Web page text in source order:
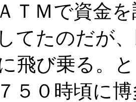
ＴＭで資金
てたのだが
飛び乗る。
５０時頃に